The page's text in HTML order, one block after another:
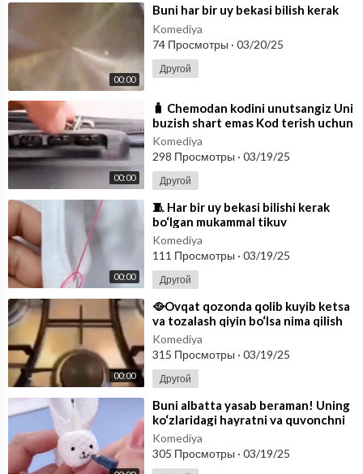
00:00
⁣Buni har bir uy bekasi bilish kerak
Komediya
74 Просмотры · 03/20/25
Другой
00:00
⁣🧳 Chemodan kodini unutsangiz Uni
buzish shart emas Kod terish uchun
halqalarni bir xil tomonga bur
Komediya
298 Просмотры · 03/19/25
Другой
00:00
⁣🧵 Har bir uy bekasi bilishi kerak
bo‘lgan mukammal tikuv
Komediya
111 Просмотры · 03/19/25
Другой
00:00
⁣🥘Ovqat qozonda qolib kuyib ketsa
va tozalash qiyin bo‘lsa nima qilish
kerak? Buni ketkazish uchun q
Komediya
315 Просмотры · 03/19/25
Другой
⁣Buni albatta yasab beraman! Uning
ko‘zlaridagi hayratni va quvonchni
ko‘rish uchun..
Komediya
305 Просмотры · 03/19/25